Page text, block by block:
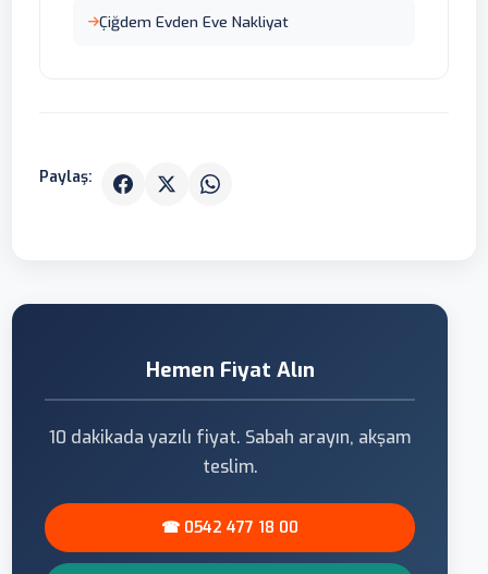
Çiğdem Evden Eve Nakliyat
Paylaş:
Hemen Fiyat Alın
10 dakikada yazılı fiyat. Sabah arayın, akşam
teslim.
☎ 0542 477 18 00